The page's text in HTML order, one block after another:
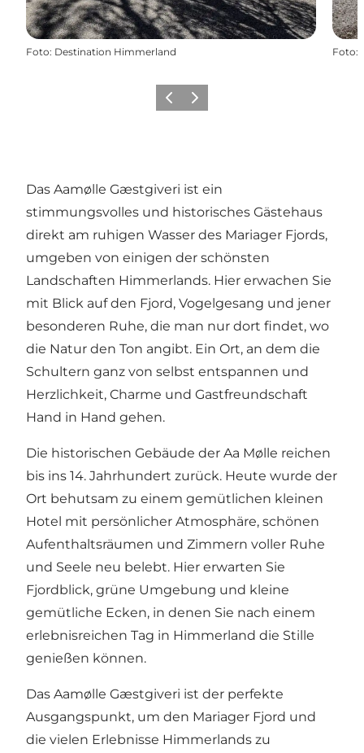
Foto: Destination Himmerland Foto:
ZurückWeiter
Das Aamølle Gæstgiveri ist ein
stimmungsvolles und historisches Gästehaus
direkt am ruhigen Wasser des Mariager Fjords,
umgeben von einigen der schönsten
Landschaften Himmerlands. Hier erwachen Sie
mit Blick auf den Fjord, Vogelgesang und jener
besonderen Ruhe, die man nur dort findet, wo
die Natur den Ton angibt. Ein Ort, an dem die
Schultern ganz von selbst entspannen und
Herzlichkeit, Charme und Gastfreundschaft
Hand in Hand gehen.
Die historischen Gebäude der Aa Mølle reichen
bis ins 14. Jahrhundert zurück. Heute wurde der
Ort behutsam zu einem gemütlichen kleinen
Hotel mit persönlicher Atmosphäre, schönen
Aufenthaltsräumen und Zimmern voller Ruhe
und Seele neu belebt. Hier erwarten Sie
Fjordblick, grüne Umgebung und kleine
gemütliche Ecken, in denen Sie nach einem
erlebnisreichen Tag in Himmerland die Stille
genießen können.
Das Aamølle Gæstgiveri ist der perfekte
Ausgangspunkt, um den Mariager Fjord und
die vielen Erlebnisse Himmerlands zu